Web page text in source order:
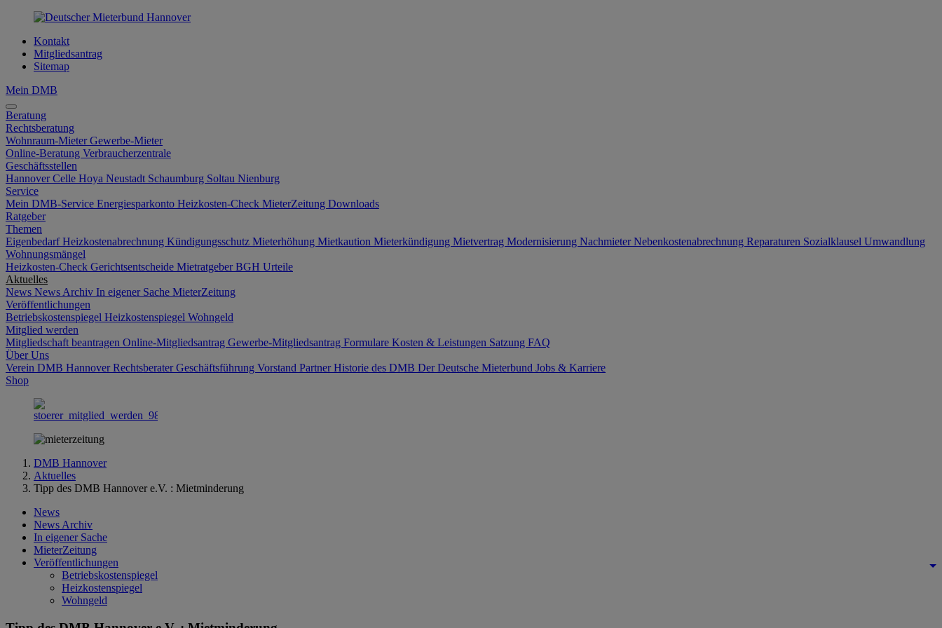
Kontakt
Mitgliedsantrag
Sitemap
Mein DMB
Beratung
Rechtsberatung
Wohnraum-MieterGewerbe-Mieter
Online-Beratung Verbraucherzentrale
Geschäftsstellen
HannoverCelle Hoya Neustadt Schaumburg Soltau Nienburg
Service
Mein DMB-Service Energiesparkonto Heizkosten-Check MieterZeitung Downloads
Ratgeber
Themen
EigenbedarfHeizkostenabrechnung Kündigungsschutz Mieterhöhung Mietkaution Mieterkündigung Mietvertrag Modernisierung NachmieterNebenkostenabrechnung Reparaturen Sozialklausel Umwandlung
Wohnungsmängel
Heizkosten-Check Gerichtsentscheide MietratgeberBGH Urteile
Aktuelles
News News Archiv In eigener Sache MieterZeitung
Veröffentlichungen
Betriebskostenspiegel Heizkostenspiegel Wohngeld
Mitglied werden
Mitgliedschaft beantragen Online-Mitgliedsantrag Gewerbe-Mitgliedsantrag Formulare Kosten & Leistungen Satzung FAQ
Über Uns
Verein DMB HannoverRechtsberaterGeschäftsführung Vorstand PartnerHistorie des DMB Der Deutsche Mieterbund Jobs & Karriere
Shop
DMB Hannover
Aktuelles
Tipp des DMB Hannover e.V. : Mietminderung
News
News Archiv
In eigener Sache
MieterZeitung
Veröffentlichungen
Betriebskostenspiegel
Heizkostenspiegel
Wohngeld